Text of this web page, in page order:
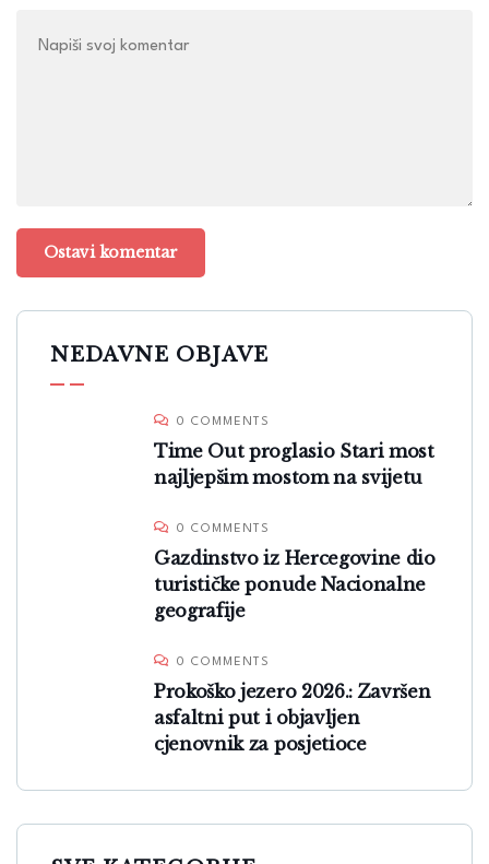
NEDAVNE OBJAVE
0 COMMENTS
Time Out proglasio Stari most
najljepšim mostom na svijetu
0 COMMENTS
Gazdinstvo iz Hercegovine dio
turističke ponude Nacionalne
geografije
0 COMMENTS
Prokoško jezero 2026.: Završen
asfaltni put i objavljen
cjenovnik za posjetioce